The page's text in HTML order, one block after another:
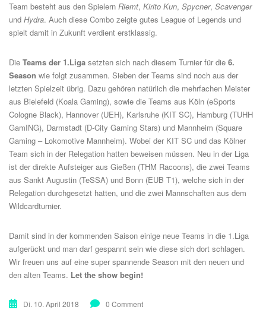
Team besteht aus den Spielern Riemt, Kirito Kun, Spycner, Scavenger
und Hydra. Auch diese Combo zeigte gutes League of Legends und
spielt damit in Zukunft verdient erstklassig.
Die Teams der 1.Liga setzten sich nach diesem Turnier für die 6.
Season wie folgt zusammen. Sieben der Teams sind noch aus der
letzten Spielzeit übrig. Dazu gehören natürlich die mehrfachen Meister
aus Bielefeld (Koala Gaming), sowie die Teams aus Köln (eSports
Cologne Black), Hannover (UEH), Karlsruhe (KIT SC), Hamburg (TUHH
GamING), Darmstadt (D-City Gaming Stars) und Mannheim (Square
Gaming – Lokomotive Mannheim). Wobei der KIT SC und das Kölner
Team sich in der Relegation hatten beweisen müssen. Neu in der Liga
ist der direkte Aufsteiger aus Gießen (THM Racoons), die zwei Teams
aus Sankt Augustin (TeSSA) und Bonn (EUB T1), welche sich in der
Relegation durchgesetzt hatten, und die zwei Mannschaften aus dem
Wildcardturnier.
Damit sind in der kommenden Saison einige neue Teams in die 1.Liga
aufgerückt und man darf gespannt sein wie diese sich dort schlagen.
Wir freuen uns auf eine super spannende Season mit den neuen und
den alten Teams. Let the show begin!
Di. 10. April 2018 0 Comment